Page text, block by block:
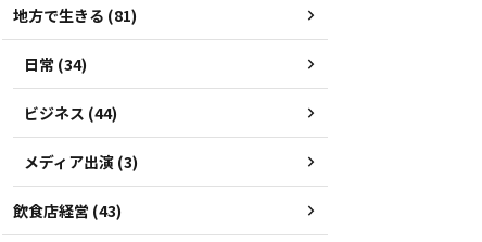
地方で生きる (81)
日常 (34)
ビジネス (44)
メディア出演 (3)
飲食店経営 (43)